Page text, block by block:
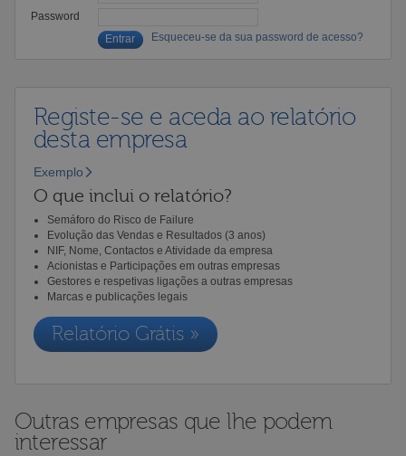
Password
Esqueceu-se da sua password de acesso?
Registe-se e aceda ao relatório
desta empresa
Exemplo
O que inclui o relatório?
Semáforo do Risco de Failure
Evolução das Vendas e Resultados (3 anos)
NIF, Nome, Contactos e Atividade da empresa
Acionistas e Participações em outras empresas
Gestores e respetivas ligações a outras empresas
Marcas e publicações legais
Relatório Grátis »
Outras empresas que lhe podem
interessar